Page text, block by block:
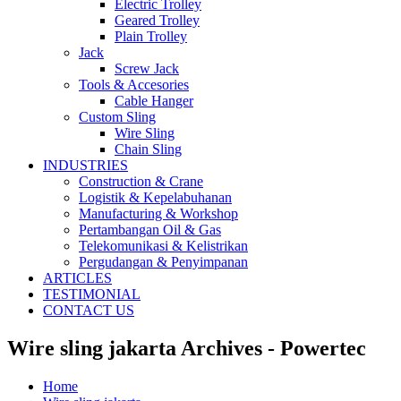
Electric Trolley
Geared Trolley
Plain Trolley
Jack
Screw Jack
Tools & Accesories
Cable Hanger
Custom Sling
Wire Sling
Chain Sling
INDUSTRIES
Construction & Crane
Logistik & Kepelabuhanan
Manufacturing & Workshop
Pertambangan Oil & Gas
Telekomunikasi & Kelistrikan
Pergudangan & Penyimpanan
ARTICLES
TESTIMONIAL
CONTACT US
Wire sling jakarta Archives - Powertec
Home